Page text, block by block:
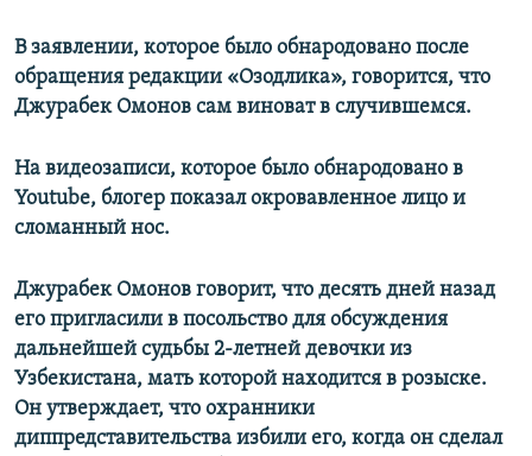
В заявлении, которое было обнародовано после
обращения редакции «Озодлика», говорится, что
Джурабек Омонов сам виноват в случившемся.
На видеозаписи, которое было обнародовано в
Youtube, блогер показал окровавленное лицо и
сломанный нос.
Джурабек Омонов говорит, что десять дней назад
его пригласили в посольство для обсуждения
дальнейшей судьбы 2-летней девочки из
Узбекистана, мать которой находится в розыске.
Он утверждает, что охранники
диппредставительства избили его, когда он сделал